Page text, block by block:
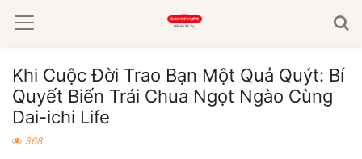
Khi Cuộc Đời Trao Bạn Một Quả Quýt: Bí
Quyết Biến Trái Chua Ngọt Ngào Cùng
Dai-ichi Life
368